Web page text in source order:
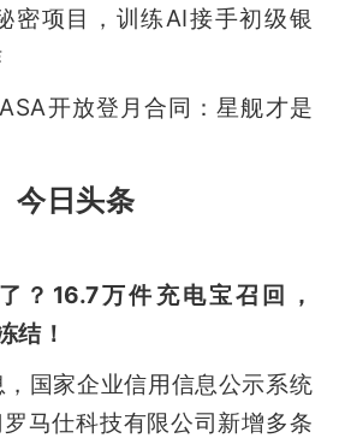
密项目，训练AI接手初级银
开放登月合同：星舰才是
今日头条
？16.7万件充电宝召回，
结！
国家企业信用信息公示系统
马仕科技有限公司新增多条